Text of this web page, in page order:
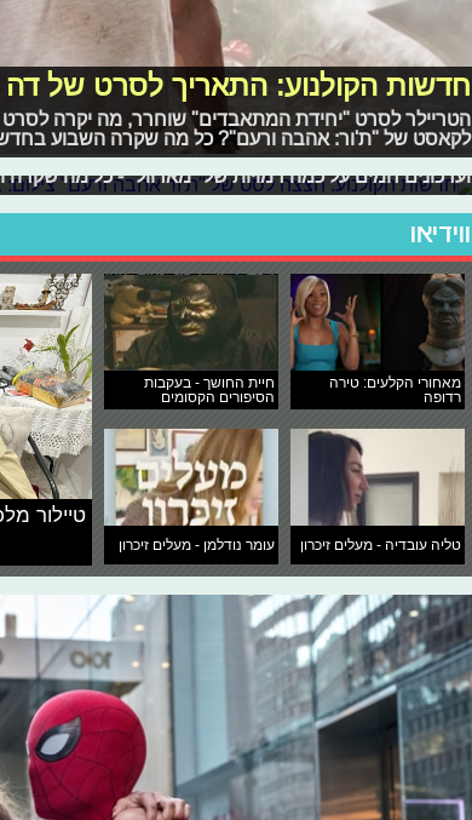
חדשות הקולנוע: התאריך לסרט של דה
הטריילר לסרט "יחידת המתאבדים" שוחרר, מה יקרה לסרט
לקאסט של "ת'ור: אהבה ורעם"? כל מה שקרה השבוע
חדשות הקולנוע: הצצה לסט של "ת'ור
ליידי גאגא ואדם דרייבר נכנסים לדמויות של סרטם חדש,
ועדכונים חמים על כמה דמויות של "מארוול" - כל מה
ווידיאו
מאחורי הקלעים: טירה
רדופה
חיית החושך - בעקבות
הסיפורים הקסומים
טליה עובדיה - מעלים זיכרון עומר נודלמן - מעלים זיכרון
טיילור